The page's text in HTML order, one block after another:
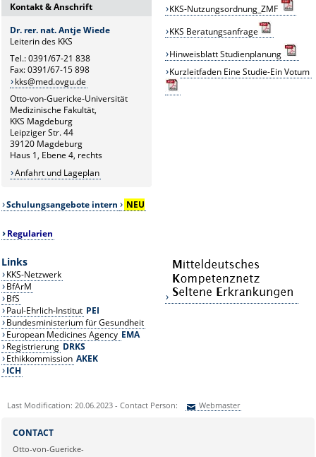
Kontakt & Anschrift
Dr. rer. nat. Antje Wiede
Leiterin des KKS
Tel.: 0391/67-21 838
Fax: 0391/67-15 898
kks@med.ovgu.de
Otto-von-Guericke-Universität
Medizinische Fakultät,
KKS Magdeburg
Leipziger Str. 44
39120 Magdeburg
Haus 1, Ebene 4, rechts
Anfahrt und Lageplan
KKS-Nutzungsordnung_ZMF
KKS Beratungsanfrage
Hinweisblatt Studienplanung
Kurzleitfaden Eine Studie-Ein Votum
Schulungsangebote intern NEU
Regularien
Links
KKS-Netzwerk
BfArM
BfS
Paul-Ehrlich-Institut PEI
Bundesministerium für Gesundheit
European Medicines Agency EMA
Registrierung DRKS
Ethikkommission AKEK
ICH
Last Modification: 20.06.2023 - Contact Person: Webmaster
Ihre E-Mailadresse:
CONTACT
Otto-von-Guericke-